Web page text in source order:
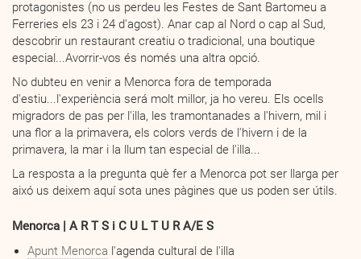
protagonistes (no us perdeu les Festes de Sant Bartomeu a
Ferreries els 23 i 24 d'agost). Anar cap al Nord o cap al Sud,
descobrir un restaurant creatiu o tradicional, una boutique
especial...Avorrir-vos és només una altra opció.
No dubteu en venir a Menorca fora de temporada
d'estiu...l'experiència será molt millor, ja ho vereu. Els ocells
migradors de pas per l'illa, les tramontanades a l'hivern, mil i
una flor a la primavera, els colors verds de l'hivern i de la
primavera, la mar i la llum tan especial de l'illa...
La resposta a la pregunta què fer a Menorca pot ser llarga per
aixó us deixem aquí sota unes pàgines que us poden ser útils.
Menorca | A R T S i C U L T U R A/E S
Apunt Menorca l'agenda cultural de l'illa